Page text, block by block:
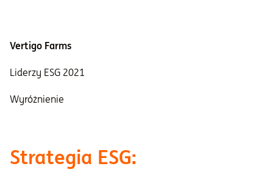
Vertigo Farms
Liderzy ESG 2021
Wyróżnienie
Strategia ESG: